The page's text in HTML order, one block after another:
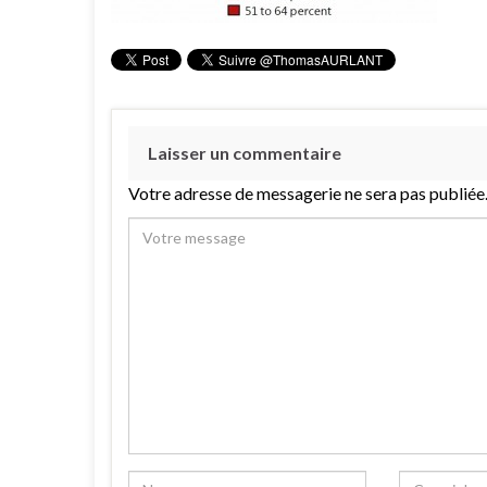
Laisser un commentaire
Votre adresse de messagerie ne sera pas publiée.